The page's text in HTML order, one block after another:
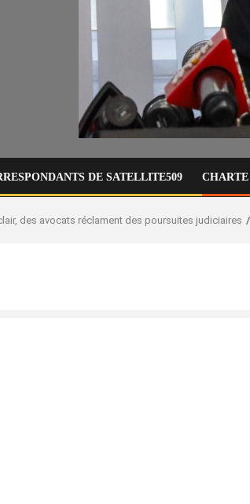
DE SATELLITE509
des avocats réclament des poursuites judiciaires